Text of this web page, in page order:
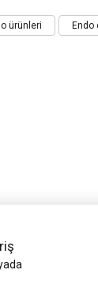
ürünleri Endo